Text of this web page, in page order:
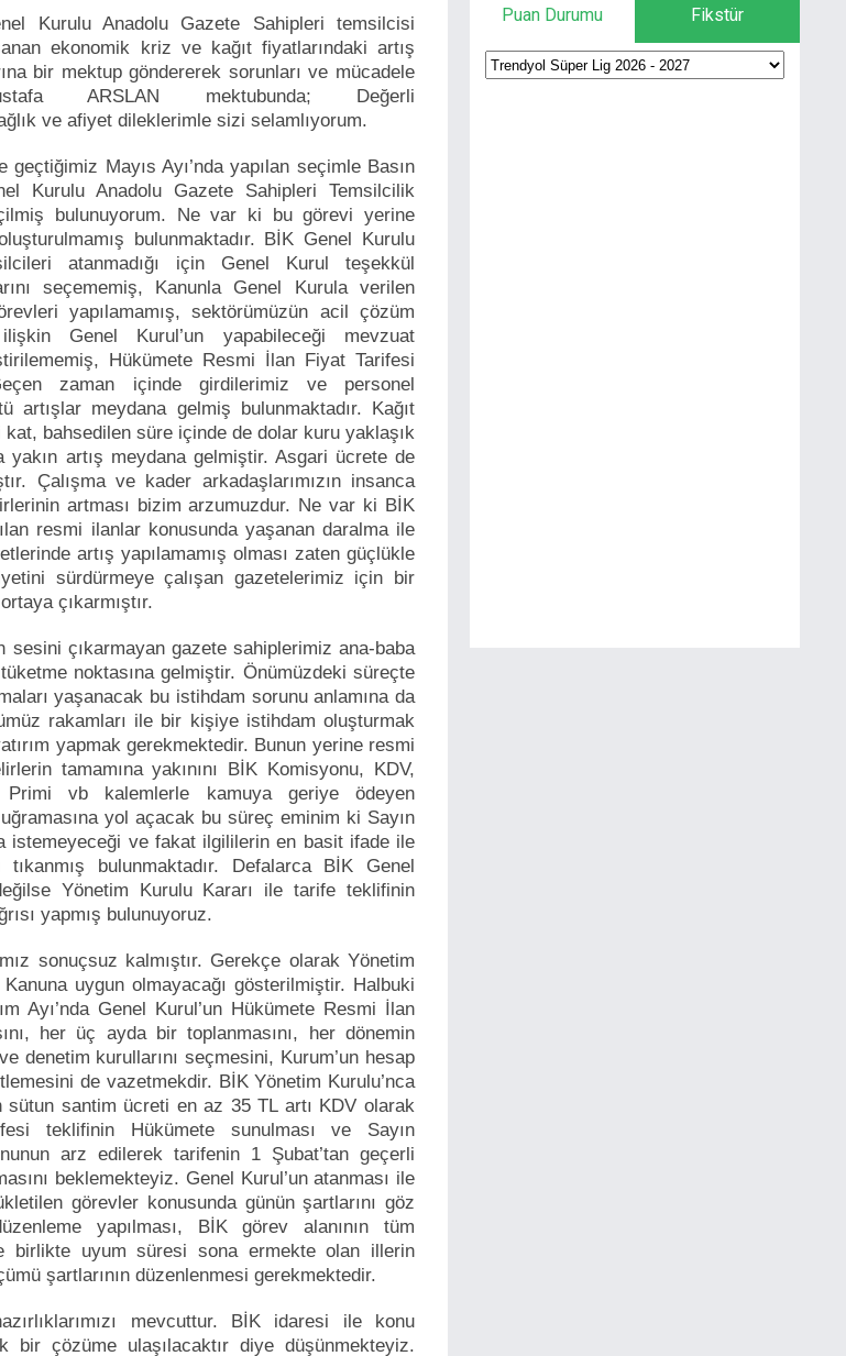
Kurulu Anadolu Gazete Sahipleri temsilcisi
ekonomik kriz ve kağıt fiyatlarındaki artış
bir mektup göndererek sorunları ve mücadele
ARSLAN mektubunda; Değerli
ve afiyet dileklerimle sizi selamlıyorum.
Mayıs Ayı’nda yapılan seçimle Basın
Kurulu Anadolu Gazete Sahipleri Temsilcilik
bulunuyorum. Ne var ki bu görevi yerine
bulunmaktadır. BİK Genel Kurulu
atanmadığı için Genel Kurul teşekkül
seçememiş, Kanunla Genel Kurula verilen
yapılamamış, sektörümüzün acil çözüm
Genel Kurul’un yapabileceği mevzuat
Hükümete Resmi İlan Fiyat Tarifesi
zaman içinde girdilerimiz ve personel
artışlar meydana gelmiş bulunmaktadır. Kağıt
kat, bahsedilen süre içinde de dolar kuru yaklaşık
artış meydana gelmiştir. Asgari ücrete de
Çalışma ve kader arkadaşlarımızın insanca
artması bizim arzumuzdur. Ne var ki BİK
resmi ilanlar konusunda yaşanan daralma ile
artış yapılamamış olması zaten güçlükle
sürdürmeye çalışan gazetelerimiz için bir
çıkarmıştır.
sesini çıkarmayan gazete sahiplerimiz ana-baba
noktasına gelmiştir. Önümüzdeki süreçte
yaşanacak bu istihdam sorunu anlamına da
rakamları ile bir kişiye istihdam oluşturmak
yapmak gerekmektedir. Bunun yerine resmi
tamamına yakınını BİK Komisyonu, KDV,
vb kalemlerle kamuya geriye ödeyen
yol açacak bu süreç eminim ki Sayın
istemeyeceği ve fakat ilgililerin en basit ifade ile
tıkanmış bulunmaktadır. Defalarca BİK Genel
Yönetim Kurulu Kararı ile tarife teklifinin
yapmış bulunuyoruz.
sonuçsuz kalmıştır. Gerekçe olarak Yönetim
uygun olmayacağı gösterilmiştir. Halbuki
Ayı’nda Genel Kurul’un Hükümete Resmi İlan
her üç ayda bir toplanmasını, her dönemin
denetim kurullarını seçmesini, Kurum’un hesap
de vazetmekdir. BİK Yönetim Kurulu’nca
sütun santim ücreti en az 35 TL artı KDV olarak
teklifinin Hükümete sunulması ve Sayın
arz edilerek tarifenin 1 Şubat’tan geçerli
beklemekteyiz. Genel Kurul’un atanması ile
görevler konusunda günün şartlarını göz
yapılması, BİK görev alanının tüm
birlikte uyum süresi sona ermekte olan illerin
şartlarının düzenlenmesi gerekmektedir.
mevcuttur. BİK idaresi ile konu
bir çözüme ulaşılacaktır diye düşünmekteyiz.
Puan Durumu Fikstür